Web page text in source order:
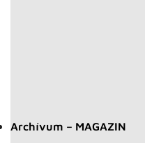
Archívum – MAGAZIN